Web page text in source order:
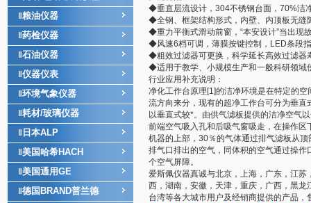
粮油仪器
药检仪器
石油仪器
仪器仪表
环境气象仪器
耗材/玻璃仪器
日本ALP
美国哈希HACH
美国通用GE
德国BRAND普兰德
◆垂直层流设计，304不锈钢台面，70%洁
◆全钢、框架结构形式，内壁、内顶板无缝
◆重力平衡式滑动前窗，“本安设计”当出现
◆风速6档可调，薄膜按键控制，LED条段
◆粗效过滤器可更换，科学延长高效过滤器
◆适用于教学、小规模生产和一般科研领域
行业应用补充说明：
净化工作台原理[1]的洁净环境是在特定的
流方向来分，现有的超净工作台可分为垂
以垂直式较*。由供气滤板提供的洁净空气
前端空气吸入孔和后吸气窗吸走，在操作
机器的上部，30％的气体通过排气滤板从
排气口排出的空气，同体积的空气通过操
个空气屏障。
爱斯佩仪器真诚与北京，上海，广东，江
西，湖南，安徽，天津，重庆，广西，黑
台湾等各大城市用户及经销商提供的产品，